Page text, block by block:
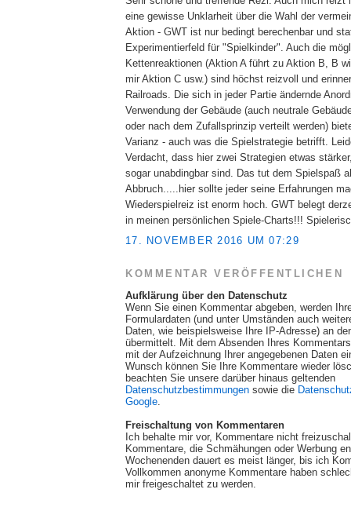
eine gewisse Unklarheit über die Wahl der
Aktion - GWT ist nur bedingt berechenbar und
Experimentierfeld für "Spielkinder". Auch die
Kettenreaktionen (Aktion A führt zu Aktion B, B
mir Aktion C usw.) sind höchst reizvoll und
Railroads. Die sich in jeder Partie ändernde
Verwendung der Gebäude (auch neutrale
oder nach dem Zufallsprinzip verteilt werden)
Varianz - auch was die Spielstrategie betrifft.
Verdacht, dass hier zwei Strategien etwas
sogar unabdingbar sind. Das tut dem Spielspaß
Abbruch.....hier sollte jeder seine Erfahrungen
Wiederspielreiz ist enorm hoch. GWT belegt
in meinen persönlichen Spiele-Charts!!!
17. NOVEMBER 2016 UM 07:29
KOMMENTAR VERÖFFENTLICHEN
Aufklärung über den Datenschutz
Wenn Sie einen Kommentar abgeben, werden
Formulardaten (und unter Umständen auch
Daten, wie beispielsweise Ihre IP-Adresse) an
übermittelt. Mit dem Absenden Ihres
mit der Aufzeichnung Ihrer angegebenen Daten
Wunsch können Sie Ihre Kommentare wieder
beachten Sie unsere darüber hinaus geltenden
Datenschutzbestimmungen sowie die
Google.
Freischaltung von Kommentaren
Ich behalte mir vor, Kommentare nicht
Kommentare, die Schmähungen oder Werbung
Wochenenden dauert es meist länger, bis ich
Vollkommen anonyme Kommentare haben
mir freigeschaltet zu werden.